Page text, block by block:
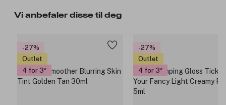
Vi anbefaler disse til deg
-27%
Outlet
4 for 3
-27%
Outlet
4 for 3